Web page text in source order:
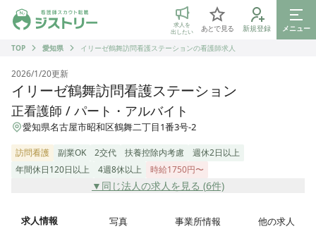
ジストリー 看護師の転職マッチング
求人を
出したい
あとで見る 新規登録
メニュー
TOP
愛知県 イリーゼ鶴舞訪問看護ステーションの看護師求人
2026/1/20更新
イリーゼ鶴舞訪問看護ステーション
正看護師 / パート・アルバイト
愛知県名古屋市昭和区鶴舞二丁目1番3号-2
訪問看護 副業OK 2交代 扶養控除内考慮
週休2日以上
年間休日120日以上
4週8休以上 時給1750円〜
▼同じ法人の求人を見る (6件)
求人情報 写真 事業所情報 他の求人